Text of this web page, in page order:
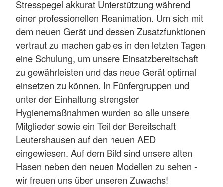
Stresspegel akkurat Unterstützung während
einer professionellen Reanimation. Um sich mit
dem neuen Gerät und dessen Zusatzfunktionen
vertraut zu machen gab es in den letzten Tagen
eine Schulung, um unsere Einsatzbereitschaft
zu gewährleisten und das neue Gerät optimal
einsetzen zu können. In Fünfergruppen und
unter der Einhaltung strengster
Hygienemaßnahmen wurden so alle unsere
Mitglieder sowie ein Teil der Bereitschaft
Leutershausen auf den neuen AED
eingewiesen. Auf dem Bild sind unsere alten
Hasen neben den neuen Modellen zu sehen -
wir freuen uns über unseren Zuwachs!